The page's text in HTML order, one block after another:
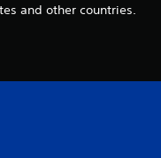
and other countries.